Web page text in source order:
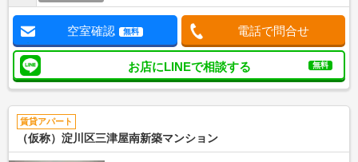
空室確認 無料 電話で問合せ
お店にLINEで相談する 無料
賃貸アパート
（仮称）淀川区三津屋南新築マンション